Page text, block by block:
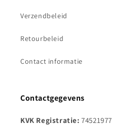
Verzendbeleid
Retourbeleid
Contact informatie
Contactgegevens
KVK Registratie:74521977